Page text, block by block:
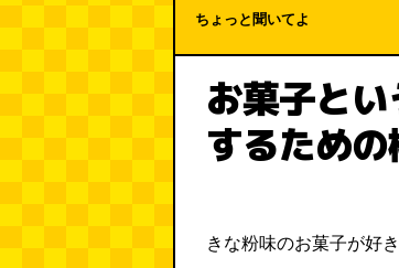
ちょっと聞いてよ
お菓子と
するため
きな粉味のお菓子が好